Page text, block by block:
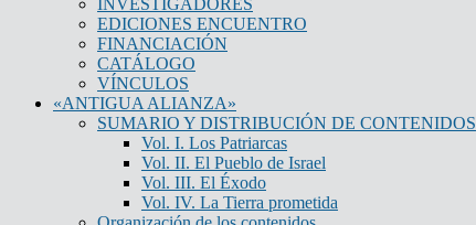
INVESTIGADORES
EDICIONES ENCUENTRO
FINANCIACIÓN
CATÁLOGO
VÍNCULOS
«ANTIGUA ALIANZA»
SUMARIO Y DISTRIBUCIÓN DE CONTENIDOS
Vol. I. Los Patriarcas
Vol. II. El Pueblo de Israel
Vol. III. El Éxodo
Vol. IV. La Tierra prometida